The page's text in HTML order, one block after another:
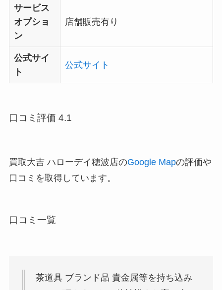
サービス
オプショ
ン
店舗販売有り
公式サイ
ト
公式サイト
口コミ評価 4.1
買取大吉 ハローデイ穂波店のGoogle Mapの評価や
口コミを取得しています。
口コミ一覧
茶道具 ブランド品 貴金属等を持ち込み